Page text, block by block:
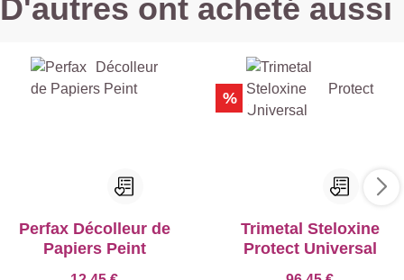
D'autres ont acheté aussi
Perfax Décolleur de
Papiers Peint
%
Trimetal Steloxine
Protect Universal